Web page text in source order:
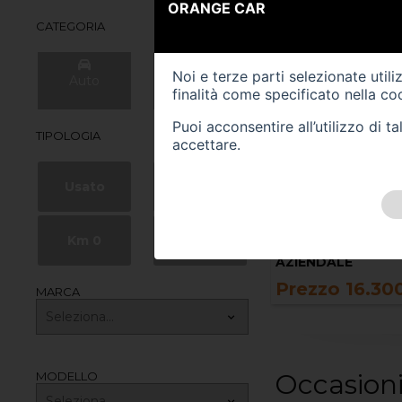
CATEGORIA
Veicoli
Commerciali
TIPOLOGIA
MARCA
MODELLO
16.300,00 €
160183 km
USATO
Prezzo
ORANGE CAR
Noi e terze parti selezionate
finalità come specificato nella
Puoi acconsentire all’utilizzo di
accettare.